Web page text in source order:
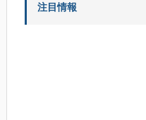
注目情報